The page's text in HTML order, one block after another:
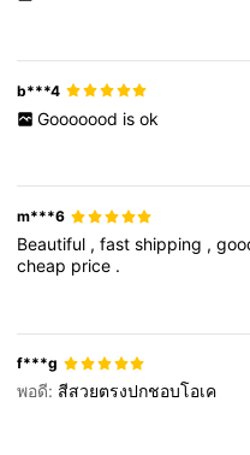
b***4
Gooooood is ok
m***6
Beautiful ,fastshipping ,
cheap price .
f***g
พอดี: สีสวยตรงปกชอบโอเค